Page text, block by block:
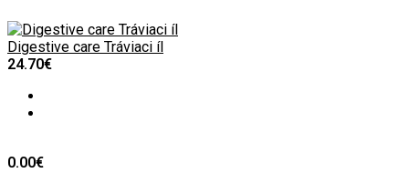
Digestive care Tráviaci íl
24.70€
0.00€